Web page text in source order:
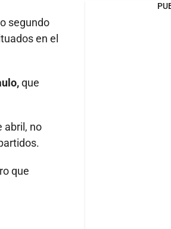
segundo
en el
que
abril, no
que